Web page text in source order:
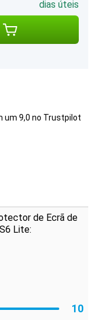
dias úteis
um 9,0 no Trustpilot
de Ecrã de
Lite:
10